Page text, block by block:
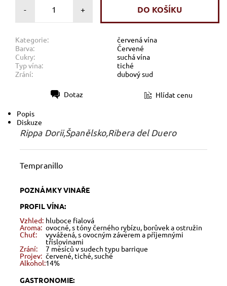
- +
Kategorie:
červená vína
Barva:
Červené
Cukry:
suchá vína
Typ vína:
tiché
Zrání:
dubový sud
Dotaz Hlídat cenu
Popis
Diskuze
Rippa Dorii,Španělsko,Ribera del Duero
Tempranillo
POZNÁMKY VINAŘE
PROFIL VÍNA:
Vzhled: hluboce fialová
Aroma: ovocné, s tóny černého rybízu, borůvek a ostružin
Chuť: vyvážená, s ovocným závěrem a příjemnými
tříslovinami
Zrání: 7 měsíců v sudech typu barrique
Projev: červené, tiché, suché
Alkohol:14%
GASTRONOMIE: